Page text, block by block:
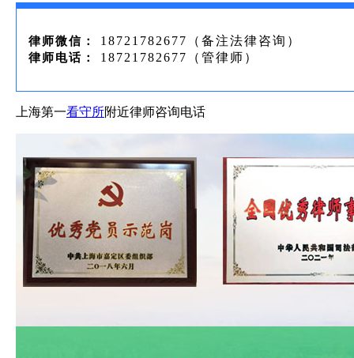
律师微信： 18721782677（备注法律咨询）
律师电话： 18721782677（管律师）
上海第一看守所附近律师咨询电话